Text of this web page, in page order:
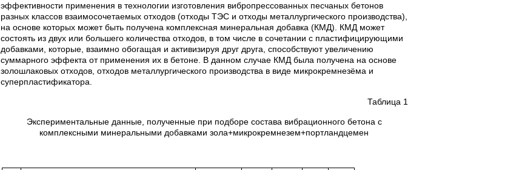
эффективности применения в технологии изготовления вибропрессованных песчаных бетонов
разных классов взаимосочетаемых отходов (отходы ТЭС и отходы металлургического производства),
на основе которых может быть получена комплексная минеральная добавка (КМД). КМД может
состоять из двух или большего количества отходов, в том числе в сочетании с пластифицирующими
добавками, которые, взаимно обогащая и активизируя друг друга, способствуют увеличению
суммарного эффекта от применения их в бетоне. В данном случае КМД была получена на основе
золошлаковых отходов, отходов металлургического производства в виде микрокремнезёма и
суперпластификатора.
Таблица 1
Экспериментальные данные, полученные при подборе состава вибрационного бетона с
комплексными минеральными добавками зола+микрокремнезем+портландцемен